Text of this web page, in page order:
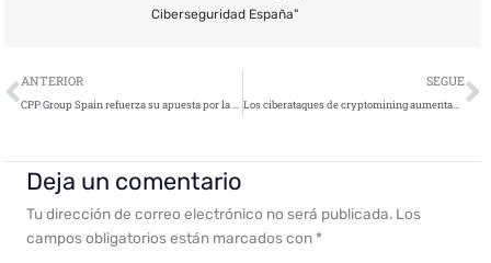
Ciberseguridad España"
Ant
ANTERIOR
CPP Group Spain refuerza su apuesta por la protección digital
SEGUE
Los ciberataques de cryptomining aumentan más de un 4.000% en 2018
Deja un comentario
Tu dirección de correo electrónico no será publicada. Los
campos obligatorios están marcados con *